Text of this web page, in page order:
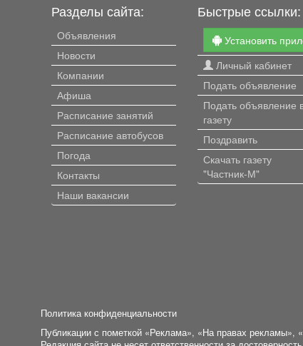
Разделы сайта:
Объявления
Новости
Компании
Афиша
Расписание занятий
Расписание автобусов
Погода
Контакты
Наши вакансии
Быстрые ссылки:
Установить
Личный кабинет
Подать объявление
Подать объявление
газету
Поздравить
Скачать газету
"Частник-М"
Политика конфиденциальности
Публикации с пометкой «Реклама», «На правах рекламы»,